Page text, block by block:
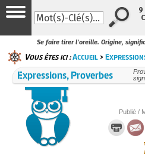
Se faire tirer l'oreille. Origine,
Vous êtes ici :Accueil >
Expressions, Proverbes
Publié /
9